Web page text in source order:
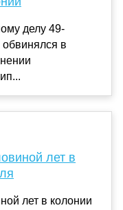
делу 49-
в
лет в
лет в колонии